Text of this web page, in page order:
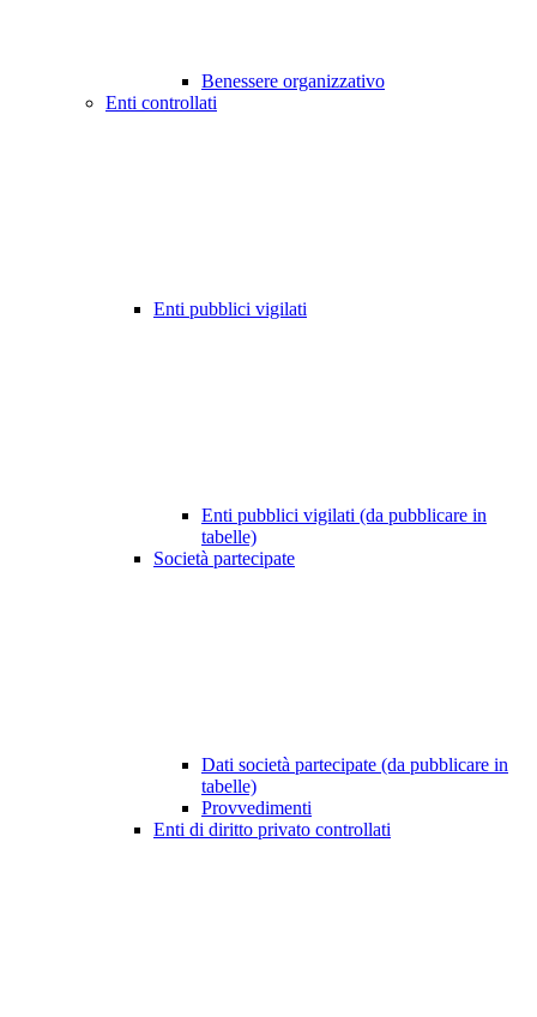
Benessere organizzativo
Enti controllati
Enti pubblici vigilati
Enti pubblici vigilati (da pubblicare in
tabelle)
Società partecipate
Dati società partecipate (da pubblicare in
tabelle)
Provvedimenti
Enti di diritto privato controllati